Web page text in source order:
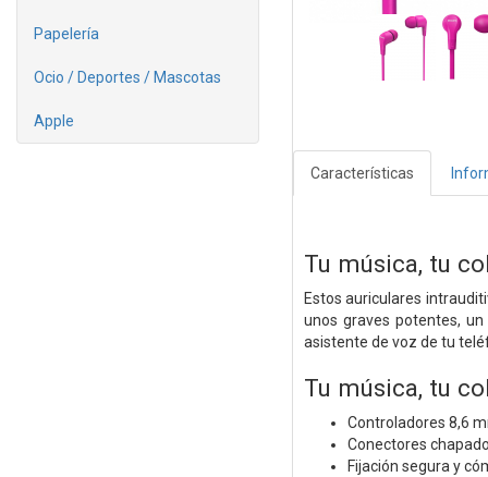
Papelería
Ocio / Deportes / Mascotas
Apple
Características
Tu música, tu
Estos auriculares
unos graves potentes,
asistente de voz de tu
Tu música, tu
Controladores 8,6
Conectores
Fijación segura y